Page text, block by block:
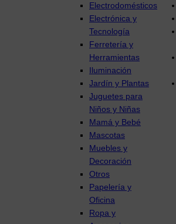
Electrodomésticos
Electrónica y
Tecnología
Ferretería y
Herramientas
Iluminación
Jardín y Plantas
Juguetes para
Niños y Niñas
Mamá y Bebé
Mascotas
Muebles y
Decoración
Otros
Papelería y
Oficina
Ropa y